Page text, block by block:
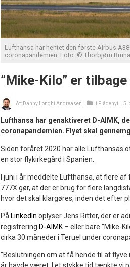
Lufthansa har hentet den første Airbus
coronapandemien. Foto: © Thorbjørn
”Mike-Kilo” er
Af: Danny Longhi Andreasen i Flådenyt 5.
Lufthansa har genaktiveret D-AIMK,
coronapandemien. Flyet skal
Siden foråret 2020 har alle Lufthansas
en stor flykirkegård i Spanien.
I juni i år meddelte Lufthansa, at flere
777X gør, at der er brug for flere
hvor det skal klargøres, inden det efter
På LinkedIn oplyser Jens Ritter, der er
registrering D-AIMK – eller bare ”Mike-
cirka 30 måneder i Teruel under
”Beslutningen om at få hende til at